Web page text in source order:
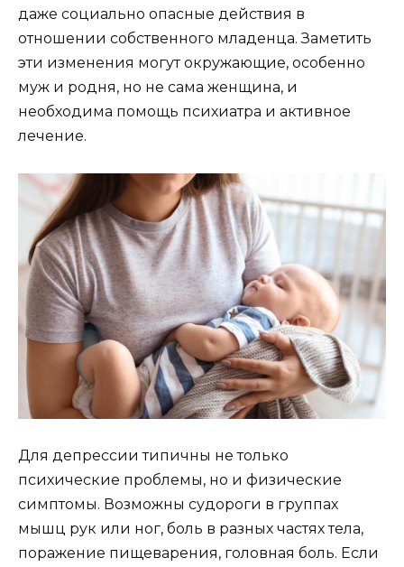
даже социально опасные действия в
отношении собственного младенца. Заметить
эти изменения могут окружающие, особенно
муж и родня, но не сама женщина, и
необходима помощь психиатра и активное
лечение.
Для депрессии типичны не только
психические проблемы, но и физические
симптомы. Возможны судороги в группах
мышц рук или ног, боль в разных частях тела,
поражение пищеварения, головная боль. Если